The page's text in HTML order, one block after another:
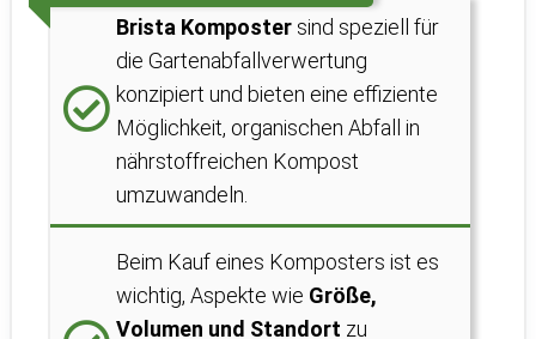
Brista Komposter sind speziell für
die Gartenabfallverwertung
konzipiert und bieten eine effiziente
Möglichkeit, organischen Abfall in
nährstoffreichen Kompost
umzuwandeln.
Beim Kauf eines Komposters ist es
wichtig, Aspekte wie Größe,
Volumen und Standort zu